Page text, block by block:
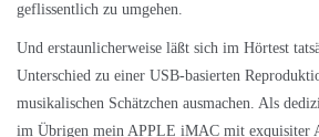
geflissentlich zu umgehen.
Und erstaunlicherweise läßt sich im Hörtest
Unterschied zu einer USB-basierten
musikalischen Schätzchen ausmachen. Als
im Übrigen mein APPLE iMAC mit exquisiter